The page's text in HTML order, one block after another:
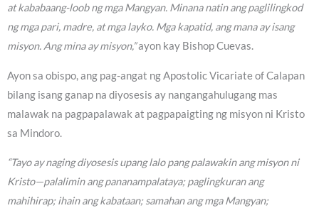
at kababaang-loob ng mga Mangyan. Minana natin ang paglilingkod
ng mga pari, madre, at mga layko. Mga kapatid, ang mana ay isang
misyon. Ang mina ay misyon,”ayon kay Bishop Cuevas.
Ayon sa obispo, ang pag-angat ng Apostolic Vicariate of Calapan
bilang isang ganap na diyosesis ay nangangahulugang mas
malawak na pagpapalawak at pagpapaigting ng misyon ni Kristo
sa Mindoro.
“Tayo ay naging diyosesis upang lalo pang palawakin ang misyon ni
Kristo—palalimin ang pananampalataya; paglingkuran ang
mahihirap; ihain ang kabataan; samahan ang mga Mangyan;